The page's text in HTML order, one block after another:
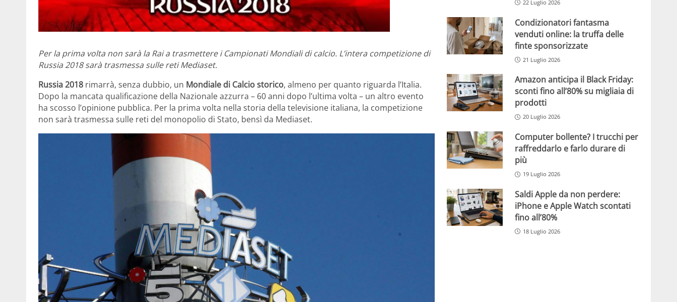
Per la prima volta non sarà la Rai a trasmettere i Campionati Mondiali di calcio. L’intera competizione di
Russia 2018 sarà trasmessa sulle reti Mediaset.
Russia 2018 rimarrà, senza dubbio, un Mondiale di Calcio storico, almeno per quanto riguarda l’Italia.
Dopo la mancata qualificazione della Nazionale azzurra – 60 anni dopo l’ultima volta – un altro evento
ha scosso l’opinione pubblica. Per la prima volta nella storia della televisione italiana, la competizione
non sarà trasmessa sulle reti del monopolio di Stato, bensì da Mediaset.
22 Luglio 2026
Condizionatori fantasma
venduti online: la truffa delle
finte sponsorizzate
21 Luglio 2026
Amazon anticipa il Black Friday:
sconti fino all’80% su migliaia di
prodotti
20 Luglio 2026
Computer bollente? I trucchi per
raffreddarlo e farlo durare di
più
19 Luglio 2026
Saldi Apple da non perdere:
iPhone e Apple Watch scontati
fino all’80%
18 Luglio 2026